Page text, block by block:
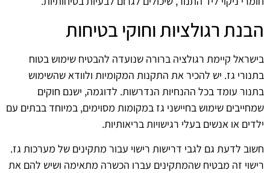
הבנת רגולציות וחוקי בטיחות
בישראל קיימת רגולציה ברורה שנועדה להבטיח שימוש בטוח
בתנורי גז. יש להכיר את התקנות המקומיות ולוודא שהשימוש
בתנור עומד בכל ההנחיות הנדרשות. לדוגמה, ישנם חוקים
שמחייבים שימוש בחיישני גז במקומות מסוימים, במיוחד בבתים עם
ילדים או אנשים בעלי רגישויות בריאותיות.
חשוב לדעת גם לגבי דרישות רישוי עבור מתקינים של מערכות גז.
רישוי זה מבטיח שהמתקינים עברו הכשרה מתאימה ושיש להם את